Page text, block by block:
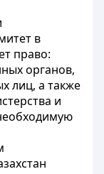
в
право:
органов,
лиц, а также
и